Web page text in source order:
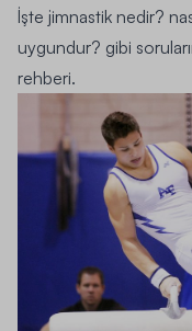
İşte jimnastik nedir?
uygundur? gibi
rehberi.